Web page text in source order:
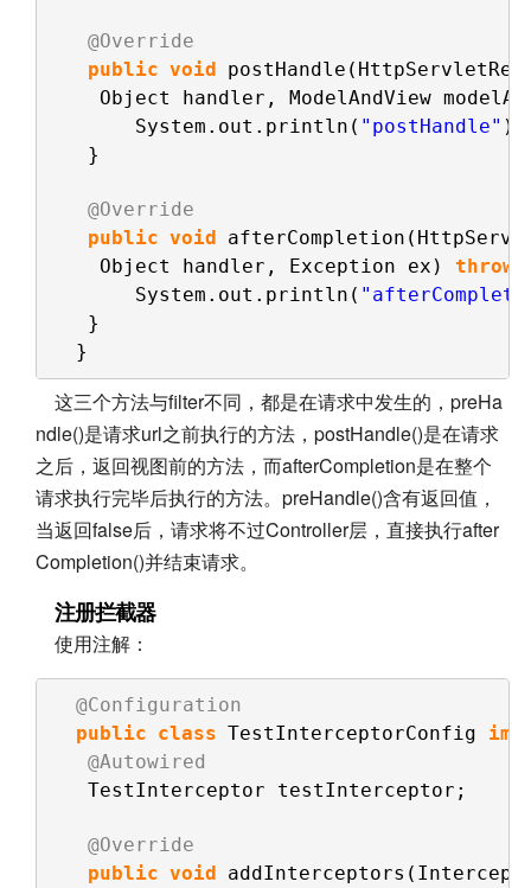
@Override
public void
Object handler, ModelAndView
System.out.println( "postHandle" );
}
@Override
public void
Object handler, Exception ex) throws
System.out.println(
}
}
这三个方法与filter不同，都是在请求中发生的，preHa
ndle()是请求url之前执行的方法，postHandle()是在请求
之后，返回视图前的方法，而afterCompletion是在整个
请求执行完毕后执行的方法。preHandle()含有返回值，
当返回false后，请求将不过Controller层，直接执行after
Completion()并结束请求。
注册拦截器
使用注解：
@Configuration
public class TestInterceptorConfig
@Autowired
TestInterceptor testInterceptor;
@Override
public void